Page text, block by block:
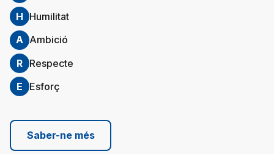
H Humilitat
A Ambició
R Respecte
E
Esforç
Saber-ne més